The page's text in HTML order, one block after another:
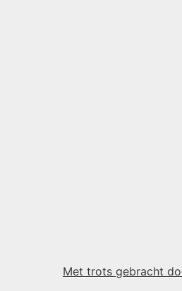
Met trots gebracht